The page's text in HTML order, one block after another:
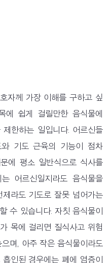
자께 가장 이해를 구하고 싶
에 쉽게 걸릴만한 음식물에
제한하는 일입니다. 어르신들
와 기도 근육의 기능이 점차
에 평소 일반식으로 식사를
어르신일지라도 음식물을
제라도 기도로 잘못 넘어가는
수 있습니다. 자칫 음식물이
목에 걸리면 질식사고 위험
며, 아주 작은 음식물이라도
인된 경우에는 폐에 염증이